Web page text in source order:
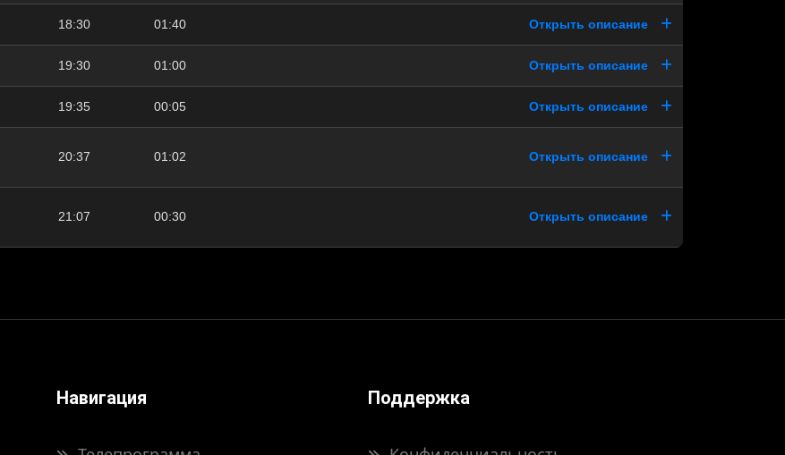
18:30 01:40 Открыть описание
19:30 01:00 Открыть описание
19:35 00:05 Открыть описание
20:37 01:02 Открыть описание
21:07 00:30 Открыть описание
Навигация Поддержка